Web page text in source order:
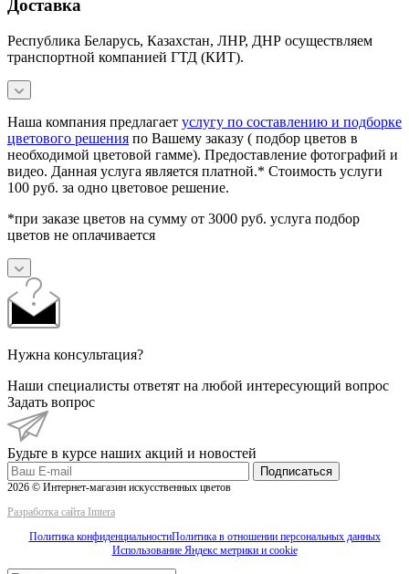
Доставка
Республика Беларусь, Казахстан, ЛНР, ДНР осуществляем
транспортной компанией ГТД (КИТ).
Наша компания предлагает услугу по составлению и подборке
цветового решения по Вашему заказу ( подбор цветов в
необходимой цветовой гамме). Предоставление фотографий и
видео. Данная услуга является платной.* Стоимость услуги
100 руб. за одно цветовое решение.
*при заказе цветов на сумму от 3000 руб. услуга подбор
цветов не оплачивается
Нужна консультация?
Наши специалисты ответят на любой интересующий вопрос
Задать вопрос
Будьте в курсе наших акций и новостей
Подписаться
2026 © Интернет-магазин искусственных цветов
Разработка сайта Imtera
Политика конфиденциальностиПолитика в отношении персональных данных
Использование Яндекс метрики и cookie